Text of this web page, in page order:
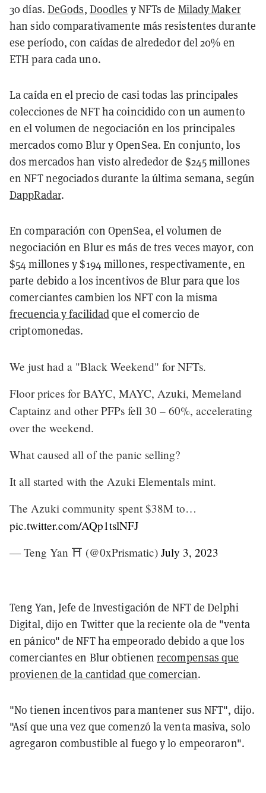
30 días. DeGods, Doodles y NFTs de Milady Maker
han sido comparativamente más resistentes durante
ese período, con caídas de alrededor del 20% en
ETH para cada uno.
La caída en el precio de casi todas las principales
colecciones de NFT ha coincidido con un aumento
en el volumen de negociación en los principales
mercados como Blur y OpenSea. En conjunto, los
dos mercados han visto alrededor de $245 millones
en NFT negociados durante la última semana, según
DappRadar.
En comparación con OpenSea, el volumen de
negociación en Blur es más de tres veces mayor, con
$54 millones y $194 millones, respectivamente, en
parte debido a los incentivos de Blur para que los
comerciantes cambien los NFT con la misma
frecuencia y facilidadque el comercio de
criptomonedas.
We just had a "Black Weekend" for NFTs.
Floor prices for BAYC, MAYC, Azuki, Memeland
Captainz and other PFPs fell 30 – 60%, accelerating
over the weekend.
What caused all of the panic selling?
It all started with the Azuki Elementals mint.
The Azuki community spent $38M to…
pic.twitter.com/AQp1tslNFJ
— Teng Yan ⛩ (@0xPrismatic) July 3, 2023
Teng Yan, Jefe de Investigación de NFT de Delphi
Digital, dijo en Twitter que la reciente ola de "venta
en pánico" de NFT ha empeorado debido a que los
comerciantes en Blur obtienenrecompensas que
provienen de la cantidad que comercian.
"No tienen incentivos para mantener sus NFT", dijo.
"Así que una vez que comenzó la venta masiva, solo
agregaron combustible al fuego y lo empeoraron".